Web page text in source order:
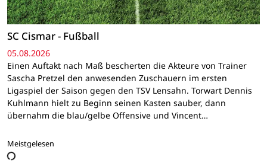
SC Cismar - Fußball
05.08.2026
Einen Auftakt nach Maß bescherten die Akteure von Trainer
Sascha Pretzel den anwesenden Zuschauern im ersten
Ligaspiel der Saison gegen den TSV Lensahn. Torwart Dennis
Kuhlmann hielt zu Beginn seinen Kasten sauber, dann
übernahm die blau/gelbe Offensive und Vincent…
Meistgelesen